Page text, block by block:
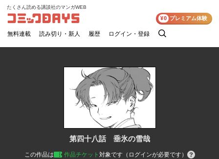
コミックDAYS
たくさん読める講談社のマンガWEB
無料連載 読み切り・新人 履歴 ログイン・登録
検
¥0 プレミアム体験
第四十八話 垂氷の雪哉
この作品は 作品チケット 対象です（ログインが必要です）